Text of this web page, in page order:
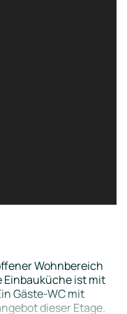
verspricht.
Wohnbereich
Einbauküche ist mit
Gäste-WC mit
dieser Etage.